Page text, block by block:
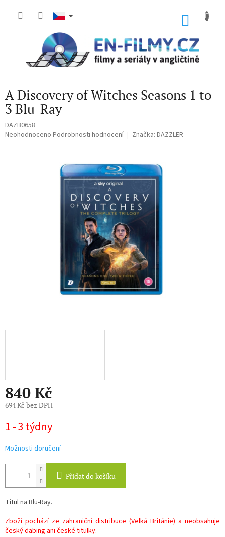
A Discovery of Witches Seasons 1 to
3 Blu-Ray
DAZB0658
Průměrné
Neohodnoceno Podrobnosti hodnocení Značka: DAZZLER
840 Kč
694 Kč bez DPH
cena:
1 - 3 týdny
Možnosti doručení
Přidat do košíku
Titul na Blu-Ray.
Zboží pochází ze zahraniční distribuce (Velká Británie) a neobsahuje
český dabing ani české titulky.